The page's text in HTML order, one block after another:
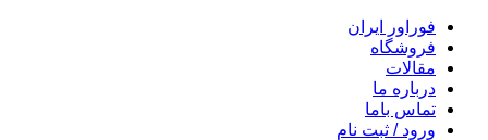
فوراور ایران
فروشگاه
مقالات
درباره ما
تماس باما
ورود / ثبت نام